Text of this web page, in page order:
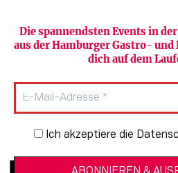
Die spannendsten Events in
aus der Hamburger Gastro-
dich auf dem
Newsletter-Anmeldung
Ich akzeptiere die
Newsletter abonnieren
HAMBURG PUR